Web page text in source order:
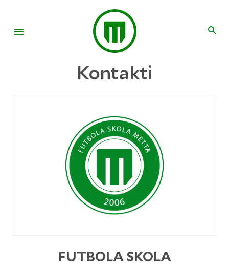
Kontakti
FUTBOLA SKOLA